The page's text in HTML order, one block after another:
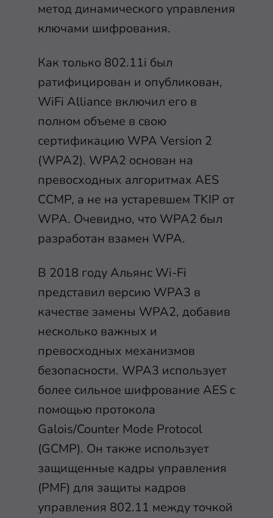
метод динамического управления
ключами шифрования.
Как только 802.11i был
ратифицирован и опубликован,
WiFi Alliance включил его в
полном объеме в свою
сертификацию WPA Version 2
(WPA2). WPA2 основан на
превосходных алгоритмах AES
CCMP, а не на устаревшем TKIP от
WPA. Очевидно, что WPA2 был
разработан взамен WPA.
В 2018 году Альянс Wi-Fi
представил версию WPA3 в
качестве замены WPA2, добавив
несколько важных и
превосходных механизмов
безопасности. WPA3 использует
более сильное шифрование AES с
помощью протокола
Galois/Counter Mode Protocol
(GCMP). Он также использует
защищенные кадры управления
(PMF) для защиты кадров
управления 802.11 между точкой